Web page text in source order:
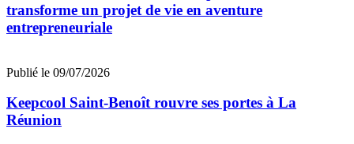
transforme un projet de vie en aventure
entrepreneuriale
Publié le 09/07/2026
Keepcool Saint-Benoît rouvre ses portes à La
Réunion